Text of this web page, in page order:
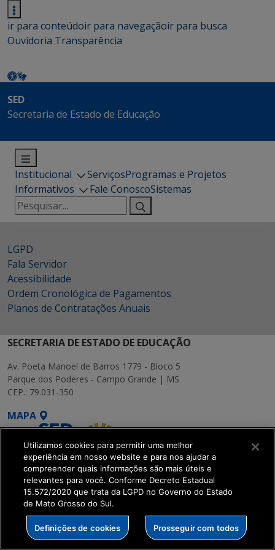
ir para conteúdoir para navegaçãoir para busca
Ouvidoria Transparência
SED
Secretaria de Estado de Educação
Institucional ServiçosProgramas e Projetos
Informativos
Fale ConoscoSistemas
Pesquisar
por:
LGPD
Fala Servidor
Acessibilidade
Ordem Cronológica de Pagamentos
Planos de Contratações Anuais
SECRETARIA DE ESTADO DE EDUCAÇÃO
Av. Poeta Manoel de Barros 1779 - Bloco 5
Parque dos Poderes - Campo Grande | MS
CEP.: 79.031-350
MAPA
SETDIG | Secretaria-
Executiva de
Transformação Digital
Utilizamos cookies para permitir uma melhor
experiência em nosso website e para nos ajudar a
compreender quais informações são mais úteis e
relevantes para você. Conforme Decreto Estadual
15.572/2020 que trata da LGPD no Governo do Estado
de Mato Grosso do Sul.
Definições de cookies Prosseguir com todos